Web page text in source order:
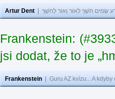
Artur Dent שָׂמִים חֹשֶׁךְ לְאוֹר וְאוֹר לְחֹשֶׁךְ
Frankenstein:
jsi dodat, že to je
Frankenstein Guru AZ kvízu... A